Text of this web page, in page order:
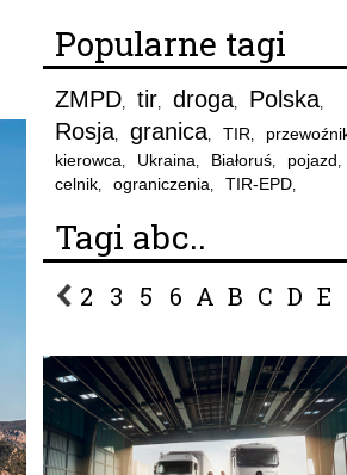
Popularne tagi
ZMPD, tir, droga, Polska,
Rosja, granica, TIR,
kierowca, Ukraina, Białoruś, pojazd,
celnik, ograniczenia, TIR-EPD,
Tagi abc..
2 3 5 6 A B C D E